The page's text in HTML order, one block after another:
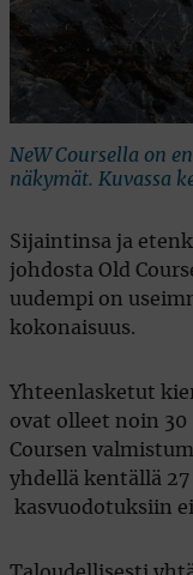
NeW Coursella on
näkymät. Kuvassa
Sijaintinsa ja
johdosta Old
uudempi on
kokonaisuus.
Yhteenlasketut
ovat olleet noin 30
Coursen
yhdellä kentällä
kasvuodotuksiin